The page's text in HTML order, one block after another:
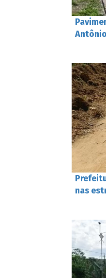
nas